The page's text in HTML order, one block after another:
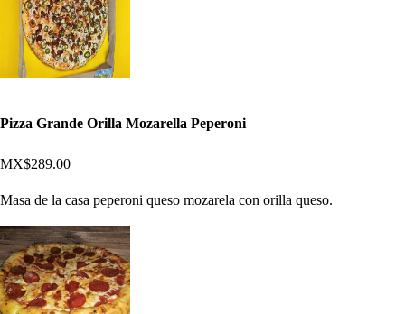
Pizza Grande Orilla Mozarella Peperoni
MX$289.00
Masa de la casa peperoni queso mozarela con orilla queso.